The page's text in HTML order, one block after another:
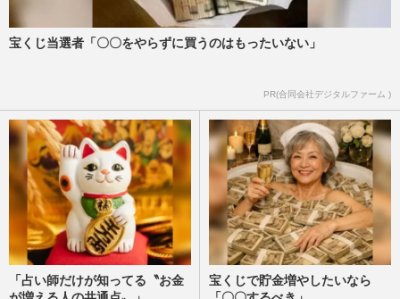
宝くじ当選者「〇〇をやらずに買うのはもったいない」
PR(合同会社デジタルファーム )
「占い師だけが知ってる〝お金
宝くじで貯金増やしたいなら